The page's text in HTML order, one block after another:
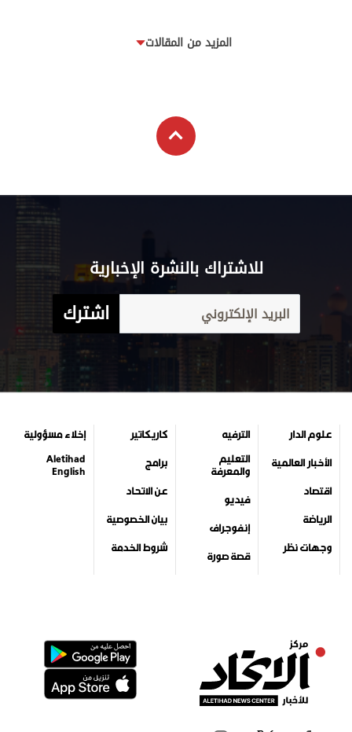
المزيد من المقالات
للاشتراك بالنشرة الإخبارية
اشترك
علوم الدار
الأخبار العالمية
اقتصاد
الرياضة
وجهات نظر
الترفيه
التعليم
والمعرفة
فيديو
إنفوجراف
قصة صورة
كاريكاتير
برامج
عن الاتحاد
بيان الخصوصية
شروط الخدمة
إخلاء مسؤولية
Aletihad
English